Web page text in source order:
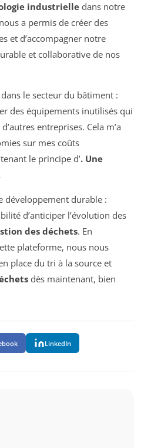
industrielle dans notre
a permis de créer des
et d’accompagner notre
et collaborative de nos
le secteur du bâtiment :
des équipements inutilisés qui
entreprises. Cela m’a
sur mes coûts
le principe d’. Une
développement durable :
d’anticiper l’évolution des
des déchets. En
plateforme, nous nous
place du tri à la source et
dès maintenant, bien
LinkedIn